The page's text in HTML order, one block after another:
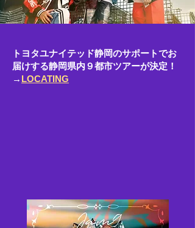
​トヨタユナイテッド静岡のサポートでお
届けする静岡県内９都市ツアーが決定！
→ LOCATING